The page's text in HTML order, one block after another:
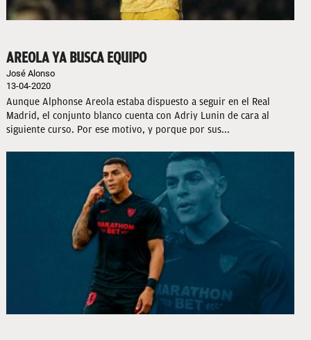
AREOLA YA BUSCA EQUIPO
José Alonso
13-04-2020
Aunque Alphonse Areola estaba dispuesto a seguir en el Real
Madrid, el conjunto blanco cuenta con Adriy Lunin de cara al
siguiente curso. Por ese motivo, y porque por sus...